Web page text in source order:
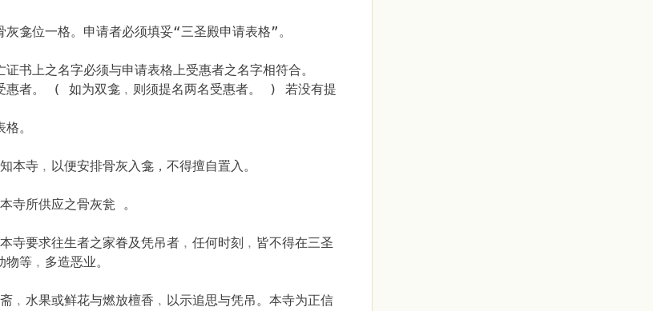
龛位一格。申请者必须填妥“三圣殿申请表格”。
书上之名字必须与申请表格上受惠者之名字相符合。
惠者。 ( 如为双龛﹐则须提名两名受惠者。 ) 若没有提
。
寺﹐以便安排骨灰入龛，不得擅自置入。
寺所供应之骨灰瓮 。
要求往生者之家眷及凭吊者﹐任何时刻﹐皆不得在三圣
等﹐多造恶业。
水果或鲜花与燃放檀香﹐以示追思与凭吊。本寺为正信